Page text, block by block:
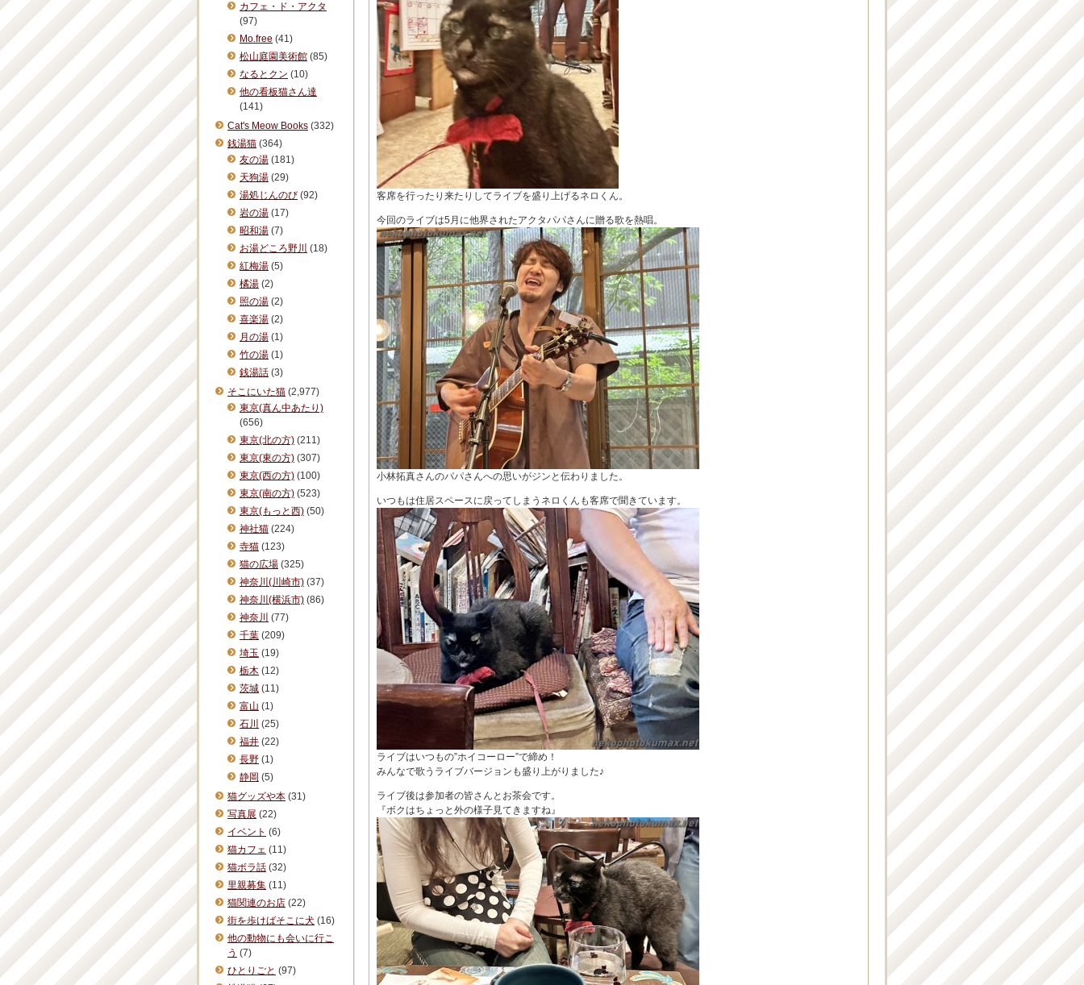
客席を行ったり来たりしてライブを盛り上げるネロくん。
今回のライブは5月に他界されたアクタパパさんに贈る歌を熱唱。
小林拓真さんのパパさんへの思いがジンと伝わりました。
いつもは住居スペースに戻ってしまうネロくんも客席で聞きています。
ライブはいつもの”ホイコーロー”で締め！
みんなで歌うライブバージョンも盛り上がりました♪
ライブ後は参加者の皆さんとお茶会です。
『ボクはちょっと外の様子見てきますね』
カフェ・ド・アクタ
(97)
Mo.free (41)
松山庭園美術館 (85)
なるとクン (10)
他の看板猫さん達
(141)
Cat's Meow Books (332)
銭湯猫 (364)
友の湯 (181)
天狗湯 (29)
湯処じんのび (92)
岩の湯 (17)
昭和湯 (7)
お湯どころ野川 (18)
紅梅湯 (5)
橘湯 (2)
照の湯 (2)
喜楽湯 (2)
月の湯 (1)
竹の湯 (1)
銭湯話 (3)
そこにいた猫 (2,977)
東京(真ん中あたり)
(656)
東京(北の方) (211)
東京(東の方) (307)
東京(西の方) (100)
東京(南の方) (523)
東京(もっと西) (50)
神社猫 (224)
寺猫 (123)
猫の広場 (325)
神奈川(川崎市) (37)
神奈川(横浜市) (86)
神奈川 (77)
千葉 (209)
埼玉 (19)
栃木 (12)
茨城 (11)
富山 (1)
石川 (25)
福井 (22)
長野 (1)
静岡 (5)
猫グッズや本 (31)
写真展 (22)
イベント (6)
猫カフェ (11)
猫ボラ話 (32)
里親募集 (11)
猫関連のお店 (22)
街を歩けばそこに犬 (16)
他の動物にも会いに行こ
う (7)
ひとりごと (97)